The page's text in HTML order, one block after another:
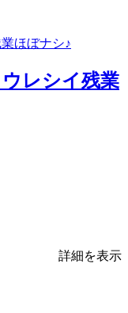
ウレシイ残業
詳細を表示